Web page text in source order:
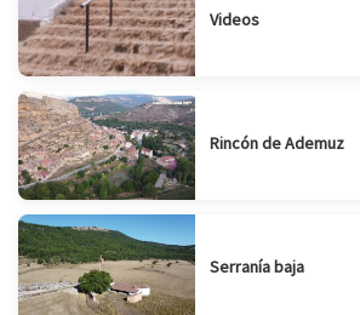
Videos
Rincón de Ademuz
Serranía baja